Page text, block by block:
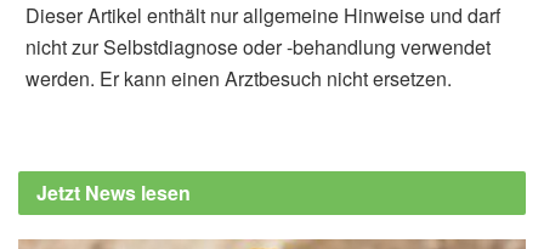
Queen Elizabeth Hospital Birmingham:
Following a light diet after gastrointestinal
Dieser Artikel enthält nur allgemeine Hinweise und darf
nicht zur Selbstdiagnose oder -behandlung verwendet
werden. Er kann einen Arztbesuch nicht ersetzen.
Jetzt News lesen